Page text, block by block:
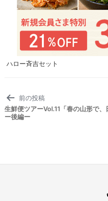
ハロー斉吉セット
投
稿
ナ
前の投稿
生鮮便ツアーVol.11「春の山形で
ー後編ー